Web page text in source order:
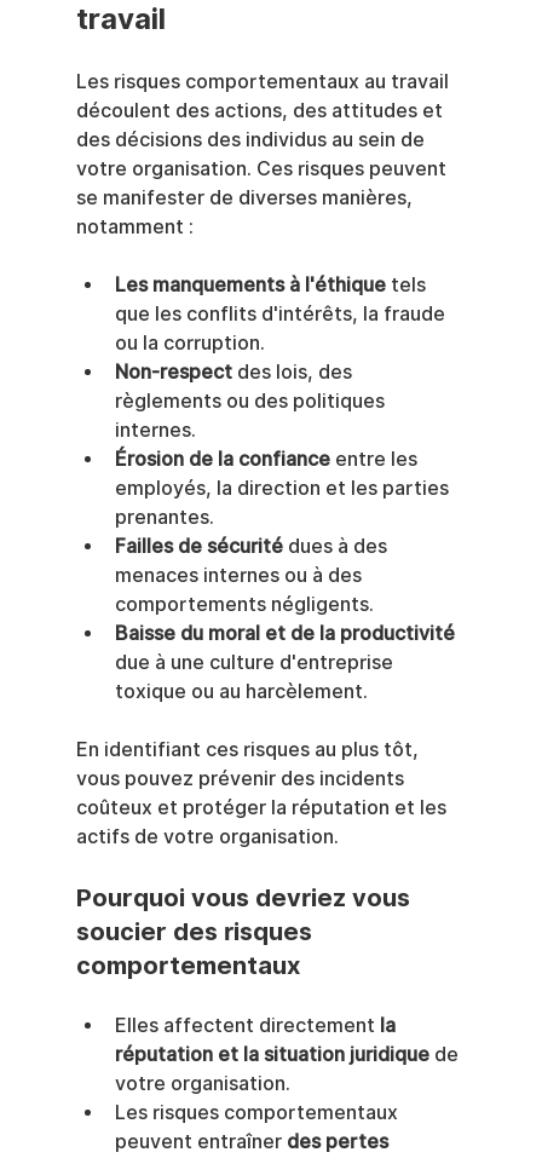
travail
Les risques comportementaux au travail
découlent des actions, des attitudes et
des décisions des individus au sein de
votre organisation. Ces risques peuvent
se manifester de diverses manières,
notamment :
Les manquements à l'éthique tels
que les conflits d'intérêts, la fraude
ou la corruption.
Non-respect des lois, des
règlements ou des politiques
internes.
Érosion de la confiance entre les
employés, la direction et les parties
prenantes.
Failles de sécurité dues à des
menaces internes ou à des
comportements négligents.
Baisse du moral et de la productivité
due à une culture d'entreprise
toxique ou au harcèlement.
En identifiant ces risques au plus tôt,
vous pouvez prévenir des incidents
coûteux et protéger la réputation et les
actifs de votre organisation.
Pourquoi vous devriez vous
soucier des risques
comportementaux
Elles affectent directement la
réputation et la situation juridique de
votre organisation.
Les risques comportementaux
peuvent entraîner des pertes